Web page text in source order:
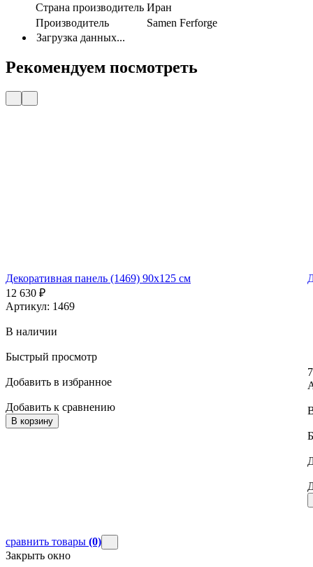
Страна производитель Иран
Производитель
Samen Ferforge
Загрузка данных...
Рекомендуем посмотреть
Декоративная панель (1469) 90x125 см
12 630 ₽
Артикул: 1469
В наличии
Быстрый просмотр
Добавить в избранное
Добавить к сравнению
В корзину
сравнить товары (0)
Закрыть окно